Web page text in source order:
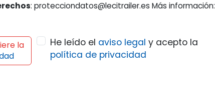
: protecciondatos@lecitrailer.es Más información:
la
He leído el aviso legal y acepto la
política de privacidad